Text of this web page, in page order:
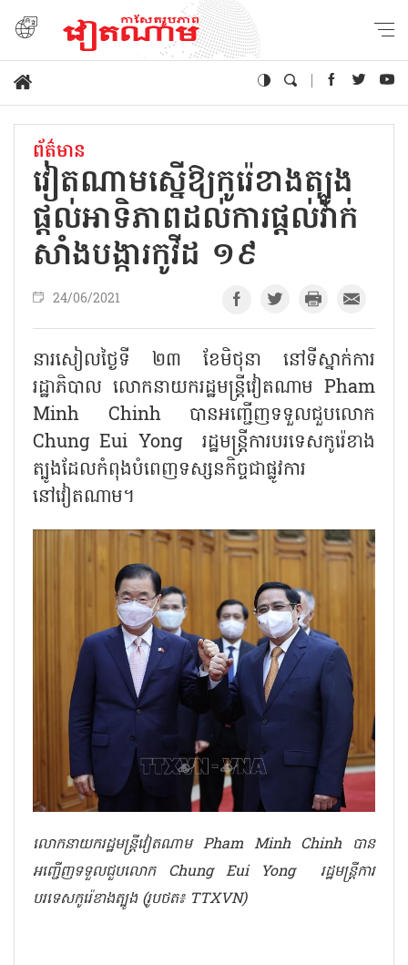
ព័ត៌មាន
វៀតណាមស្នើឱ្យកូរ៉េខាងត្បូង
ផ្តល់អាទិភាពដល់ការផ្តល់វ៉ាក់
សាំងបង្ការកូវីដ ១៩
24/06/2021
នារសៀលថ្ងៃទី ២៣ ខែមិថុនា នៅទីស្នាក់ការ
រដ្ឋាភិបាល លោកនាយករដ្ឋមន្រ្តីវៀតណាម Pham
Minh Chinh បានអញ្ជើញទទួលជួបលោក
Chung Eui Yong រដ្ឋមន្ត្រីការបរទេសកូរ៉េខាង
ត្បូងដែលកំពុងបំពេញទស្សនកិច្ចជាផ្លូវការ
នៅវៀតណាម។
លោកនាយករដ្ឋមន្រ្តីវៀតណាម Pham Minh Chinh បាន
អញ្ជើញទទួលជួបលោក Chung Eui Yong រដ្ឋមន្ត្រីការ
បរទេសកូរ៉េខាងត្បូង (រូបថត៖ TTXVN)